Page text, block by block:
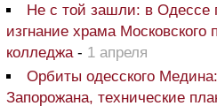
Не с той зашли: в Одессе
изгнание храма Московского
колледжа - 1 апреля
Орбиты одесского
Запорожана, технические